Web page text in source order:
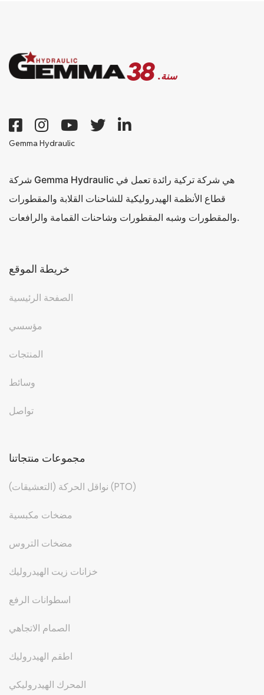
38 .سنة
Gemma Hydraulic
شركة Gemma Hydraulic هي شركة تركية رائدة تعمل في
قطاع الأنظمة الهيدروليكية للشاحنات القلابة والمقطورات
والمقطورات وشبه المقطورات وشاحنات القمامة والرافعات.
خريطة الموقع
الصفحة الرئيسية
مؤسسي
المنتجات
وسائط
تواصل
مجموعات منتجاتنا
نواقل الحركة (التعشيقات) (PTO)
مضخات مكبسية
مضخات التروس
خزانات زيت الهيدروليك
اسطوانات الرفع
الصمام الاتجاهي
اطقم الهيدروليك
المحرك الهيدروليكي